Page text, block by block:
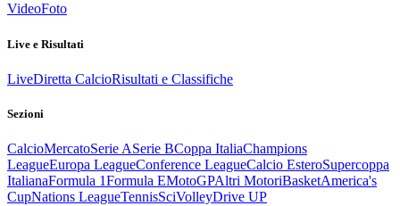
VideoFoto
Live e Risultati
LiveDiretta CalcioRisultati e Classifiche
Sezioni
CalcioMercatoSerie ASerie BCoppa ItaliaChampions
LeagueEuropa LeagueConference LeagueCalcio EsteroSupercoppa
ItalianaFormula 1Formula EMotoGPAltri MotoriBasketAmerica's
CupNations LeagueTennisSciVolleyDrive UP